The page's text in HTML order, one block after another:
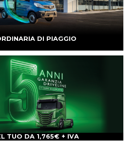
DI PIAGGIO
TUO DA 1,765€ + IVA